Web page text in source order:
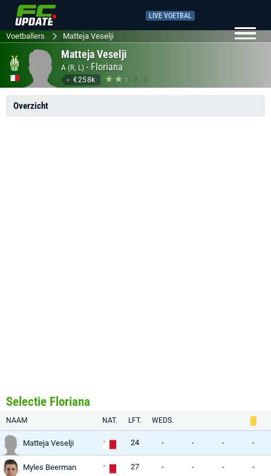
LIVE VOETBAL
Voetballers Matteja Veselji
Matteja Veselji
A (R, L) - Floriana
€258k
Overzicht
Selectie Floriana
NAAM NAT. LFT. WEDS.
Matteja Veselji 24 - - - -
Myles Beerman 27 - - - -